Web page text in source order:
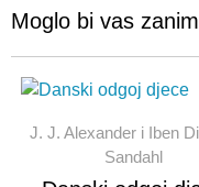
Moglo bi vas
J. J. Alexander i Iben
Sandahl